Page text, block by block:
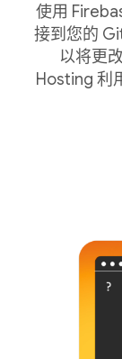
使用
接到您的
以将更
Hosting 利